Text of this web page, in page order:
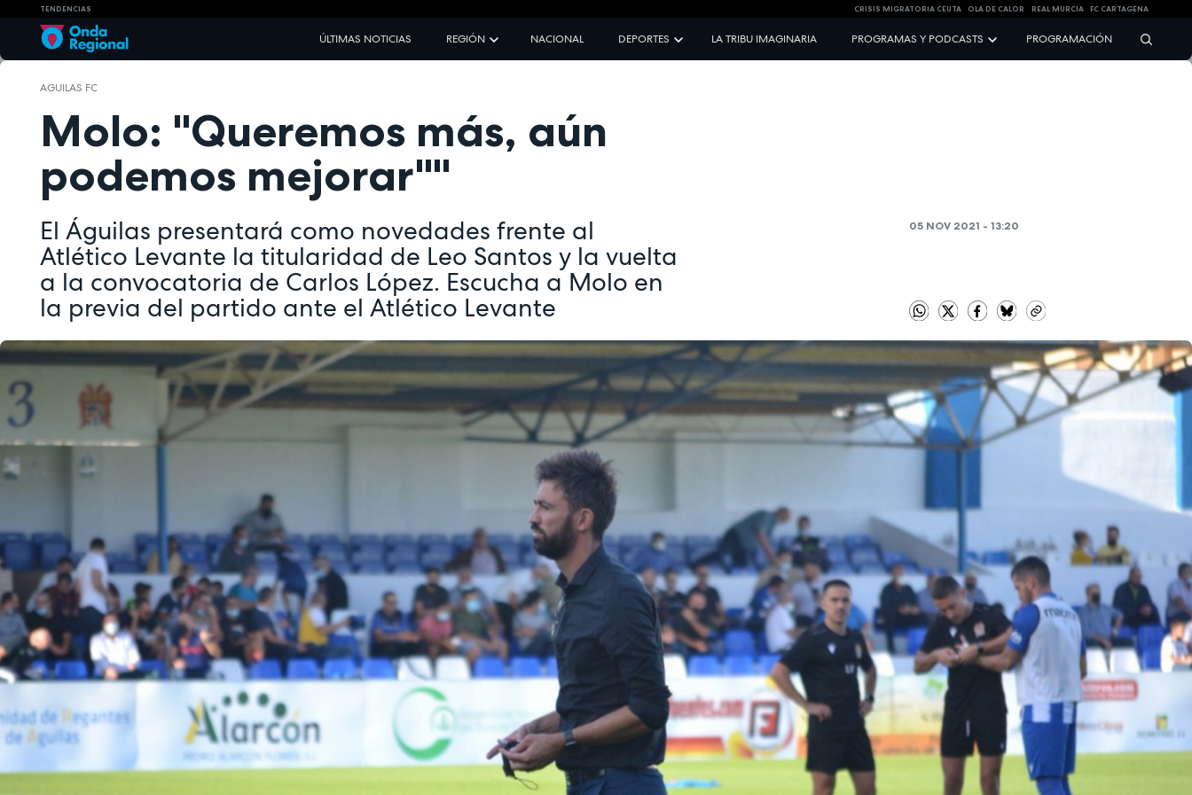
TENDENCIAS CRISIS MIGRATORIA CEUTA OLA DE CALOR REAL MURCIA FC CARTAGENA
ÚLTIMAS NOTICIAS REGIÓN NACIONAL DEPORTES LA TRIBU IMAGINARIA PROGRAMAS Y PODCASTS PROGRAMACIÓN
AGUILAS FC
Molo: "Queremos más, aún
podemos mejorar""
El Águilas presentará como novedades frente al
Atlético Levante la titularidad de Leo Santos y la vuelta
a la convocatoria de Carlos López. Escucha a Molo en
la previa del partido ante el Atlético Levante
05 NOV 2021 - 13:20